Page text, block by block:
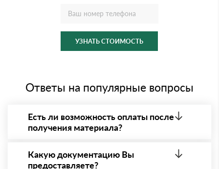
УЗНАТЬ СТОИМОСТЬ
Ответы на популярные вопросы
Есть ли возможность оплаты после
получения материала?
- оплата по факту получения товара. При этом,
если доставленный товар был ненадлежащего
Какую документацию Вы
предоставляете?